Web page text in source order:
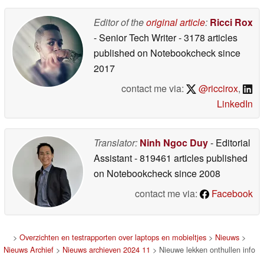
Editor of theoriginal article: Ricci Rox
- Senior Tech Writer- 3178 articles
published on Notebookchecksince
2017
contact me via:
@riccirox,
LinkedIn
Translator: Ninh Ngoc Duy- Editorial
Assistant- 819461 articles published
on Notebookchecksince 2008
contact me via:
Facebook
> Overzichten en testrapporten over laptops en mobieltjes> Nieuws>
Nieuws Archief> Nieuws archieven 2024 11 > Nieuwe lekken onthullen info